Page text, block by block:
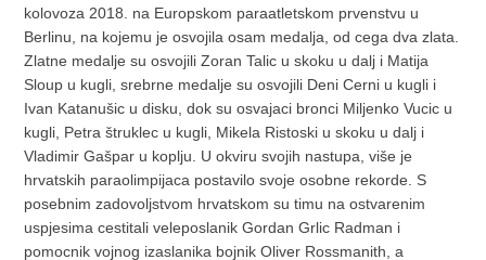
kolovoza 2018. na Europskom paraatletskom prvenstvu u
Berlinu, na kojemu je osvojila osam medalja, od cega dva zlata.
Zlatne medalje su osvojili Zoran Talic u skoku u dalj i Matija
Sloup u kugli, srebrne medalje su osvojili Deni Cerni u kugli i
Ivan Katanušic u disku, dok su osvajaci bronci Miljenko Vucic u
kugli, Petra štruklec u kugli, Mikela Ristoski u skoku u dalj i
Vladimir Gašpar u koplju. U okviru svojih nastupa, više je
hrvatskih paraolimpijaca postavilo svoje osobne rekorde. S
posebnim zadovoljstvom hrvatskom su timu na ostvarenim
uspjesima cestitali veleposlanik Gordan Grlic Radman i
pomocnik vojnog izaslanika bojnik Oliver Rossmanith, a